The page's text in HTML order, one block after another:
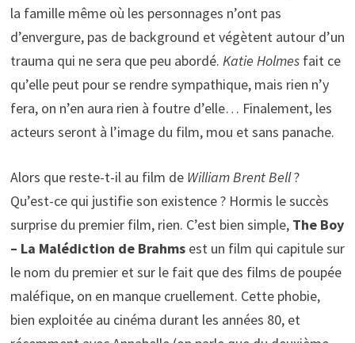
la famille même où les personnages n’ont pas
d’envergure, pas de background et végètent autour d’un
trauma qui ne sera que peu abordé. Katie Holmesfait ce
qu’elle peut pour se rendre sympathique, mais rien n’y
fera, on n’en aura rien à foutre d’elle… Finalement, les
acteurs seront à l’image du film, mou et sans panache.
Alors que reste-t-il au film de William Brent Bell?
Qu’est-ce qui justifie son existence ? Hormis le succès
surprise du premier film, rien. C’est bien simple, The Boy
– La Malédiction de Brahms est un film qui capitule sur
le nom du premier et sur le fait que des films de poupée
maléfique, on en manque cruellement. Cette phobie,
bien exploitée au cinéma durant les années 80, et